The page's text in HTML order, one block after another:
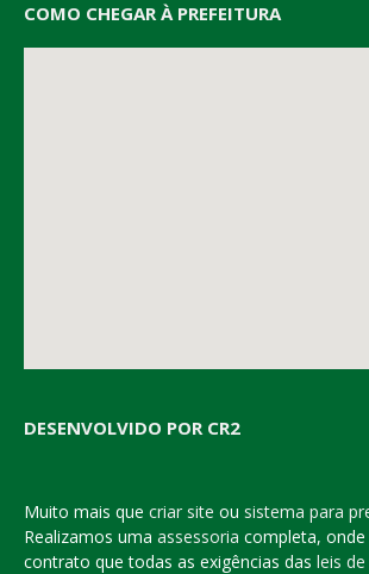
COMO CHEGAR À PREFEITURA
DESENVOLVIDO POR CR2
Muito mais que criar site ou sistema para
Realizamos uma assessoria completa,
contrato que todas as exigências das leis